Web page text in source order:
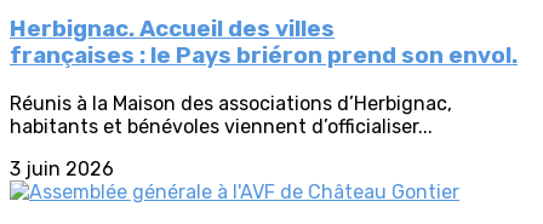
Herbignac. Accueil des villes
françaises : le Pays briéron prend son envol.
Réunis à la Maison des associations d’Herbignac,
habitants et bénévoles viennent d’officialiser...
3 juin 2026